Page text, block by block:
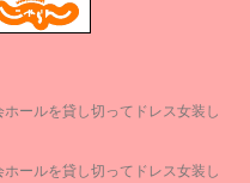
ールを貸し切ってドレス女装し
ールを貸し切ってドレス女装し